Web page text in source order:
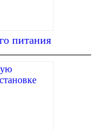
питания